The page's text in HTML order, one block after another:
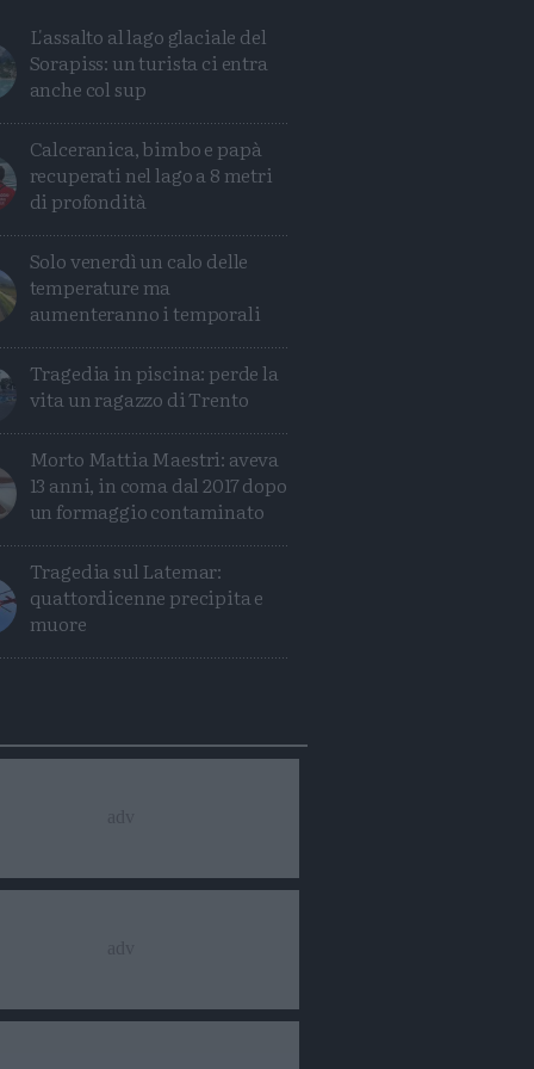
L'assalto al lago glaciale del
Sorapiss: un turista ci entra
anche col sup
Calceranica, bimbo e papà
recuperati nel lago a 8 metri
di profondità
Solo venerdì un calo delle
temperature ma
aumenteranno i temporali
Tragedia in piscina: perde la
vita un ragazzo di Trento
Morto Mattia Maestri: aveva
13 anni, in coma dal 2017 dopo
un formaggio contaminato
Tragedia sul Latemar:
quattordicenne precipita e
muore